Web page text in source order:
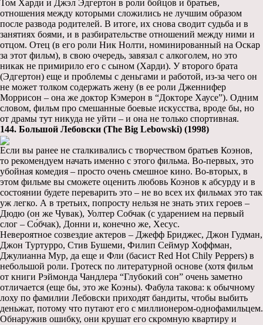
Том Харди и Джэл Эдгертон в роли бойцов и братьев,
отношения между которыми сложились не лучшим образом
после развода родителей. В итоге, их снова сводит судьба и в
занятиях боями, и в разбирательстве отношений между ними и
отцом. Отец (в его роли Ник Нолти, номинированный на Оскар
за этот фильм), в свою очередь, завязал с алкоголем, но это
никак не примирило его с сыном (Харди). У второго брата
(Эдгертон) еще и проблемы с деньгами и работой, из-за чего он
не может толком содержать жену (в ее роли Дженнифер
Моррисон – она же доктор Кэмерон в “Докторе Хаусе”). Одним
словом, фильм про смешанные боевые искусства, вроде бы, но
от драмы тут никуда не уйти – и она не только спортивная.
144. Большой Лебовски (The Big Lebowski) (1998)
Если вы ранее не сталкивались с творчеством братьев Коэнов,
то рекомендуем начать именно с этого фильма. Во-первых, это
убойная комедия – просто очень смешное кино. Во-вторых, в
этом фильме вы сможете оценить любовь Коэнов к абсурду и в
состоянии будете переварить это – не во всех их фильмах это так
уж легко. А в третьих, попросту нельзя не знать этих героев –
Дюдю (он же Чувак), Уолтер Собчак (с ударением на первый
слог – Со́бчак), Донни и, конечно же, Хесус.
Невероятное созвездие актеров – Джефф Бриджес, Джон Гудман,
Джон Туртурро, Стив Бушеми, Филип Сеймур Хоффман,
Джулианна Мур, да еще и Фли (басист Red Hot Chily Peppers) в
небольшой роли. Гротеск по литературной основе (хотя фильм
от книги Рэймонда Чандлера “Глубокий сон” очень заметно
отличается (еще бы, это же Коэны). Фабула такова: к обычному
лоху по фамилии Лебовски приходят бандиты, чтобы выбить
деньжат, потому что путают его с миллионером-однофамильцем.
Обнаружив ошибку, они крушат его скромную квартиру и